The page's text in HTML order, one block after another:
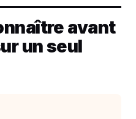
avant
un seul